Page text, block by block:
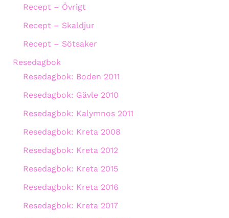
Recept – Övrigt
Recept – Skaldjur
Recept – Sötsaker
Resedagbok
Resedagbok: Boden 2011
Resedagbok: Gävle 2010
Resedagbok: Kalymnos 2011
Resedagbok: Kreta 2008
Resedagbok: Kreta 2012
Resedagbok: Kreta 2015
Resedagbok: Kreta 2016
Resedagbok: Kreta 2017